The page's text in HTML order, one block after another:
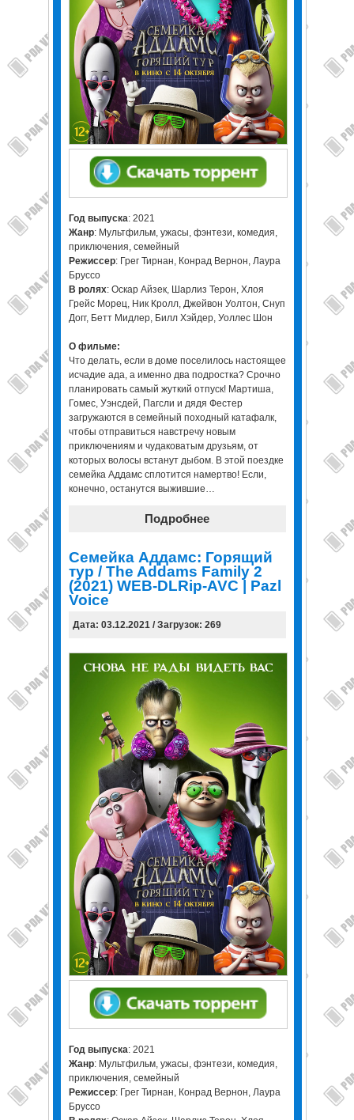
Год выпуска: 2021
Жанр: Мультфильм, ужасы, фэнтези, комедия,
приключения, семейный
Режиссер: Грег Тирнан, Конрад Вернон, Лаура
Бруссо
В ролях: Оскар Айзек, Шарлиз Терон, Хлоя
Грейс Морец, Ник Кролл, Джейвон Уолтон, Снуп
Догг, Бетт Мидлер, Билл Хэйдер, Уоллес Шон
О фильме:
Что делать, если в доме поселилось настоящее
исчадие ада, а именно два подростка? Срочно
планировать самый жуткий отпуск! Мартиша,
Гомес, Уэнсдей, Пагсли и дядя Фестер
загружаются в семейный походный катафалк,
чтобы отправиться навстречу новым
приключениям и чудаковатым друзьям, от
которых волосы встанут дыбом. В этой поездке
семейка Аддамс сплотится намертво! Если,
конечно, останутся выжившие…
Подробнее
Семейка Аддамс: Горящий
тур / The Addams Family 2
(2021) WEB-DLRip-AVC | Pazl
Voice
Дата: 03.12.2021 / Загрузок: 269
Год выпуска: 2021
Жанр: Мультфильм, ужасы, фэнтези, комедия,
приключения, семейный
Режиссер: Грег Тирнан, Конрад Вернон, Лаура
Бруссо